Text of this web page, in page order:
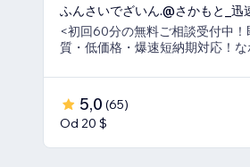
ふんさいでざいん.@さかもと_
<初回60分の無料ご相談受付中
質・低価格・爆速短納期対応！
5,0 (65)
Od 20 $